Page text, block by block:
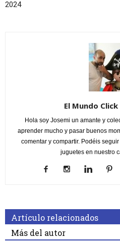
2024
El Mundo
Hola soy Josemi un amante y
aprender mucho y pasar buenos
comentar y compartir. Podéis
juguetes en nuestro
Artículo relacionados
Más del autor